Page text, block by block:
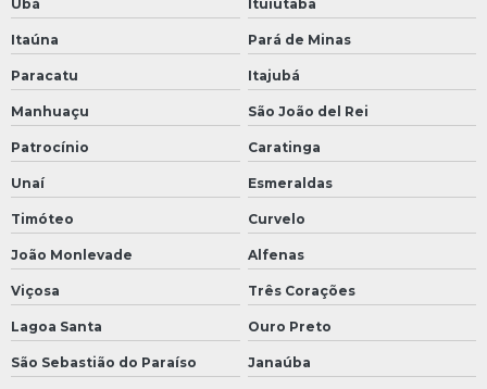
Ubá Ituiutaba
Itaúna Pará de Minas
Paracatu Itajubá
Manhuaçu São João del Rei
Patrocínio Caratinga
Unaí Esmeraldas
Timóteo Curvelo
João Monlevade Alfenas
Viçosa Três Corações
Lagoa Santa Ouro Preto
São Sebastião do Paraíso Janaúba